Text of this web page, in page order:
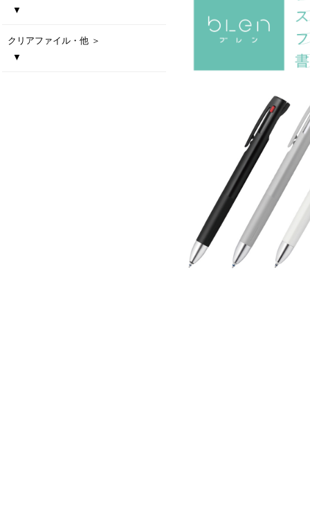
▼
PILOT スーパーグリップ G
PILOT ジュース 0.5白軸
PILOT アクロボールTシリーズ
PILOT フリクションボールノック
PILOT アクロボール３（0.5/0.7）
PILOT フリクションライト
ZEBRA エマルジョンボールペン ブレン 1c
ZEBRA エマルジョンボールペン ブレン 3c
ZEBRA エマルジョンボールペン ブレン 2c+S
ZEBRA サラサクリップホワイト軸0.5 彩り職人
ZEBRA デルガード 0.5
ZEBRA クリップオン マルチ
三菱鉛筆 ジェットストリーム
スタンダード 0.5mm
三菱鉛筆 ジェットストリーム
スタンダード 0.5mm 名入れ専用商品
三菱鉛筆 ジェットストリーム
スタンダード 0.7mm
三菱鉛筆 ジェットストリーム
スタンダード 0.7mm 名入れ専用商品
三菱鉛筆 ジェットストリーム
3色ボールペン 0.5mm
三菱鉛筆 ジェットストリーム
3色ボールペン 0.7mm
三菱鉛筆 ジェットストリーム
多機能ペン4&1 0.5mm
三菱鉛筆 ジェットストリーム
3多機能ペン4&1 0.7mm
三菱鉛筆 クルトガ アドバンス
シャープペン
ビターボールペン
ファイングリップボールペン
4 in 1 タッチペン
3色ボールペン
メタルトーンタッチペン
モバイルタッチ3色ボールペン
メタルラバーペン
メタルラバータッチペン
クリアファイル・他 ＞
▼